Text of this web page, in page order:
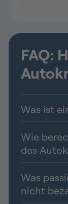
FAQ:
Was ist
Wie
des
Was
nicht